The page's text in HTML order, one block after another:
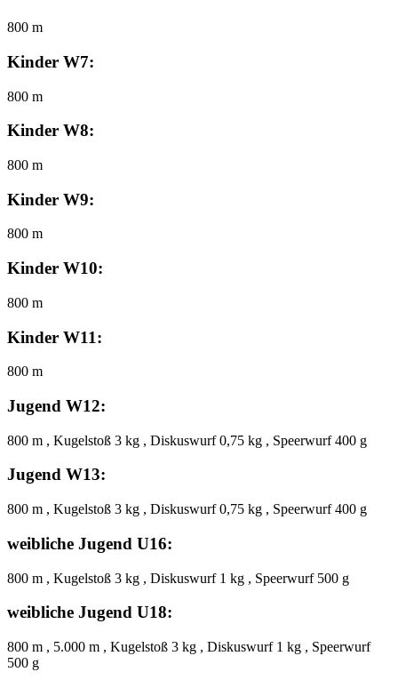
800 m
Kinder W7:
800 m
Kinder W8:
800 m
Kinder W9:
800 m
Kinder W10:
800 m
Kinder W11:
800 m
Jugend W12:
800 m , Kugelstoß 3 kg , Diskuswurf 0,75 kg , Speerwurf 400 g
Jugend W13:
800 m , Kugelstoß 3 kg , Diskuswurf 0,75 kg , Speerwurf 400 g
weibliche Jugend U16:
800 m , Kugelstoß 3 kg , Diskuswurf 1 kg , Speerwurf 500 g
weibliche Jugend U18:
800 m , 5.000 m , Kugelstoß 3 kg , Diskuswurf 1 kg , Speerwurf
500 g